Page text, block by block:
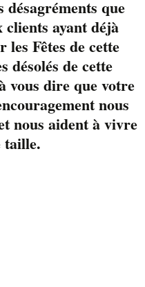
désagréments que
clients ayant déjà
Fêtes de cette
désolés de cette
vous dire que votre
nous
nous aident à vivre
taille.